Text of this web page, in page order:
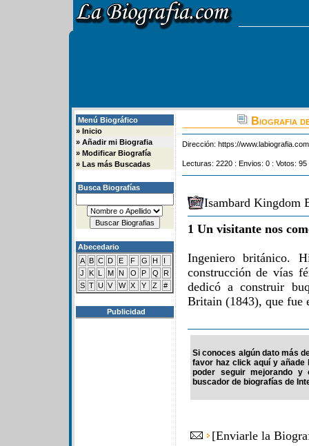
Menú Biográfico
» Inicio
» Añadir mi Biografia
» Modificar Biografía
» Las más Buscadas
Busca Biografías
Abecedario
A B C D E F G H
I
J
K L M N O P Q
R
S T U V W X Y Z #
Publicidad
Biografia
Dirección: https://
Lecturas: 2220 : Envios: 0 : Votos:
Isambard Kingdom
1 Un visitante nos
Ingeniero británico.
construcción de vías
dedicó a construir
Britain (1843), que fue
Si conoces algún dato más
favor haz click aquí y
poder seguir mejorando y
buscador de biografías de
[Enviarle la